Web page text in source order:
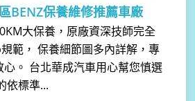
BENZ保養維修推薦車廠
大保養，原廠資深技師完全
範， 保養細節圖多內詳解，專
。 台北華成汽車用心幫您慎選
依標準...